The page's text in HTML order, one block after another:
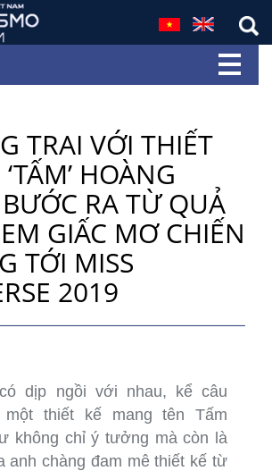
TRAI VỚI THIẾT
HOÀNG
RA TỪ QUẢ
GIẤC MƠ CHIẾN
TỚI MISS
2019
dịp ngồi với nhau, kể câu
một thiết kế mang tên Tấm
không chỉ ý tưởng mà còn là
anh chàng đam mê thiết kế từ